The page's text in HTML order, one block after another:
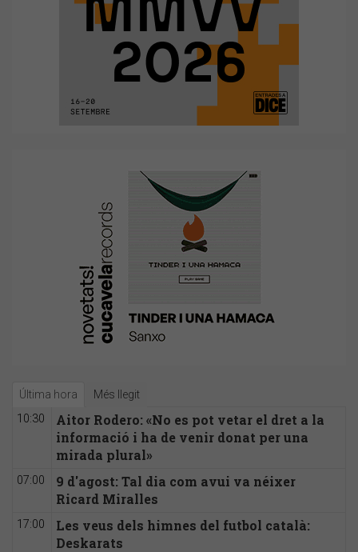
Última hora Més llegit
10:30
Aitor Rodero: «No es pot vetar el dret a la
informació i ha de venir donat per una
mirada plural»
07:00
9 d'agost: Tal dia com avui va néixer
Ricard Miralles
17:00
Les veus dels himnes del futbol català:
Deskarats